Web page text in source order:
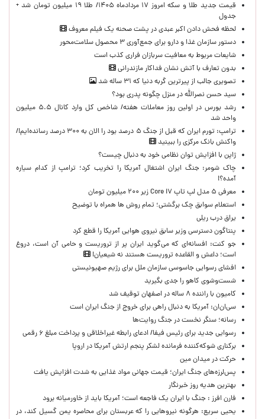
قیمت جدید طلا و سکه امروز ۱۷ مردادماه ۱۴۰۵/ طلا ۱۹ میلیون تومان شد +
جدول
لحظه‌ فحش دادن اکبر عبدی در پشت صحنه یک فیلم معروف
دستور سازمان غذا و دارو برای جمع‌آوری ۳ محصول سلامت‌محور
شایعات مربوط به معافیت سربازان فراری کذب است
بدون تعارف با آتش نشان فداکار مازندرانی
تصویری جالب از پیرترین گربه دنیا که ۳۱ ساله شد
سید حسن نصرالله در منزل چگونه پدری بود؟
رشد بورس در اولین روز معاملات هفته/ شاخص کل وارد کانال ۵.۵ میلیون
واحد شد
ترامپ: تورم ایران که قبل از جنگ ۵ درصد بود را الان به ۳۰۰ درصد رسانده‌ایم!/
واکنش بانک مرکزی را ببینید
ژاپن با افزایش توان نظامی خود به دنبال چیست؟
چاک شومر: جنگ ایران اشتغال آمریکا را تخریب کرد؛ ترامپ از کدام سیاره
آمده؟!
معرفی ۵ مدل لپ تاپ Core i۷ زیر ۲۰۰ میلیون تومان
استعلام سوابق چک برگشتی؛ تمام روش ها همراه با توضیح
یراق درب ریلی
پنتاگون دسترسی وزیر سابق نیروی هوایی آمریکا را قطع کرد
جو کنت: افسانه‌ای که می‌گوید ایران پر از تروریست و حامی آن است، دروغ
است؛ داعش و القاعده تروریست هستند نه شیعیان!
افشای رسوایی جاسوسی سازمان ملل برای رژیم صهیونیستی
شست‌وشوی کاهو را جدی بگیرید
کامیون با راننده ۸ ساله در اصفهان توقیف شد
سی‌ان‌ان: آمریکا به دنبال راهی برای خروج از جنگ ایران است
رسانه؛ سنگر نخست در جنگ روایت‌ها
رسوایی جدید برای رئیس فیفا/ ادعای رابطه غیراخلاقی و پرداخت مبلغ ۶ رقمی
برکناری شوکه‌کننده فرمانده لشکر پنجم ارتش آمریکا در اروپا
حركت در ميدان مين
پس‌لرزه‌های جنگ ایران؛ قیمت جهانی مواد غذایی به شدت افزایش یافت
بهترین هدیه روز خبرنگار
فارن افرز : جنگ با ایران یک فاجعه است؛ آمریکا باید از خاورمیانه برود
یحیی سریع: هرگونه نیروهایی را که عربستان برای محاصره یمن گسیل کند، در